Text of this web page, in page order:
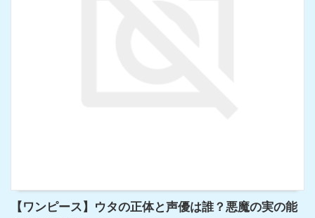
【ワンピース】ウタの正体と声優は誰？悪魔の実の能